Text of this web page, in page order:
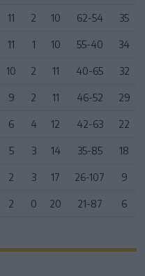
11 2 10 62-54 35
11 1 10 55-40 34
10 2 11 40-65 32
9 2 11 46-52 29
6 4 12 42-63 22
5 3 14 35-85 18
2 3 17 26-107 9
2 0 20 21-87 6